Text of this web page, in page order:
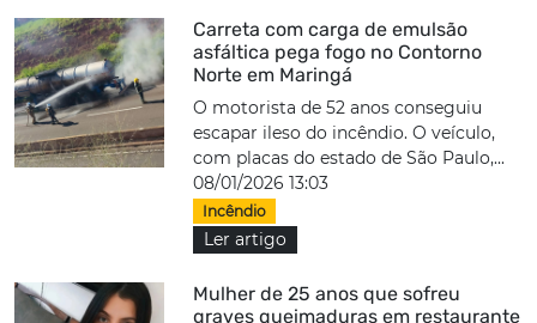
Carreta com carga de emulsão
asfáltica pega fogo no Contorno
Norte em Maringá
O motorista de 52 anos conseguiu
escapar ileso do incêndio. O veículo,
com placas do estado de São Paulo,...
08/01/2026 13:03
Incêndio
Ler artigo
Mulher de 25 anos que sofreu
graves queimaduras em restaurante